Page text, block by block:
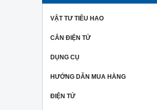
VẬT TƯ TIÊU HAO
CÂN ĐIỆN TỬ
DỤNG CỤ
HƯỚNG DẪN MUA HÀNG
ĐIỆN TỬ